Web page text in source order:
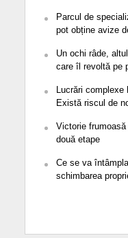
Parcul de
pot obține avize
Un ochi râde,
care îl revoltă pe
Lucrări complexe
Există riscul de
Victorie
două etape
Ce se va
schimbarea